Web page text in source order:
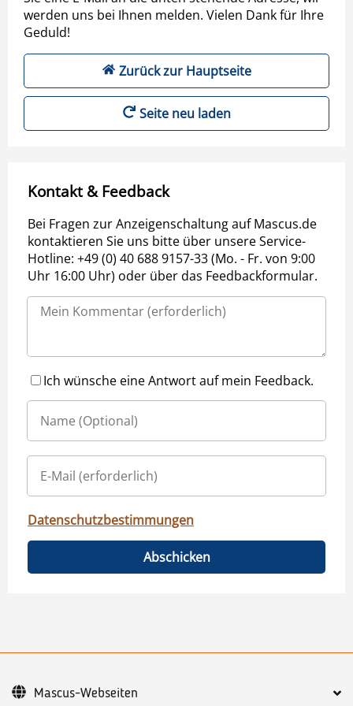
werden uns bei Ihnen melden. Vielen Dank für Ihre
Geduld!
Zurück zur Hauptseite
Seite neu laden
Kontakt & Feedback
Bei Fragen zur Anzeigenschaltung auf Mascus.de
kontaktieren Sie uns bitte über unsere Service-
Hotline: +49 (0) 40 688 9157-33 (Mo. - Fr. von 9:00
Uhr 16:00 Uhr) oder über das Feedbackformular.
Ich wünsche eine Antwort auf mein Feedback.
Datenschutzbestimmungen
Abschicken
Mascus-Webseiten